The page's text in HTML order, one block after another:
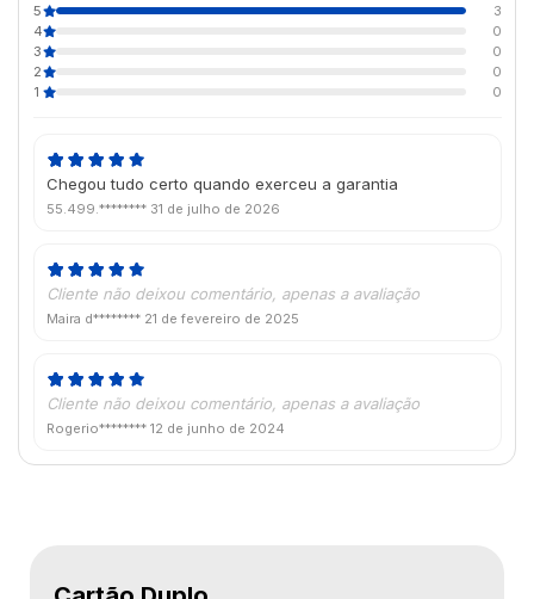
5
3
4
0
3
0
2
0
1
0
Chegou tudo certo quando exerceu a garantia
55.499.******** 31 de julho de 2026
Cliente não deixou comentário, apenas a avaliação
Maira d******** 21 de fevereiro de 2025
Cliente não deixou comentário, apenas a avaliação
Rogerio******** 12 de junho de 2024